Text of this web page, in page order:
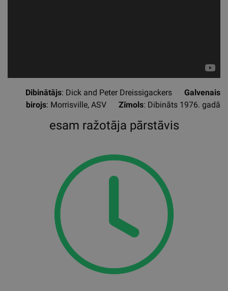
Dibinātājs: Dick and Peter Dreissigackers Galvenais
birojs: Morrisville, ASV Zīmols: Dibināts 1976. gadā
esam ražotāja pārstāvis